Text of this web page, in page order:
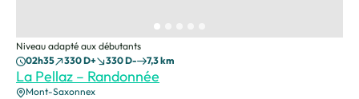
La Pellaz – Randonnée
Niveau adapté aux débutants
Mont-Saxonnex
02h35 330 D+ 330 D- 7,3 km